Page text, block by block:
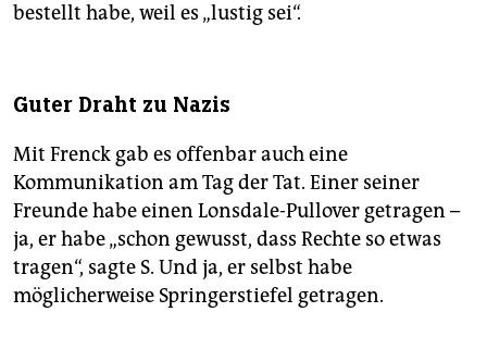
bestellt habe, weil es „lustig sei“.
Guter Draht zu Nazis
Mit Frenck gab es offenbar auch eine
Kommunikation am Tag der Tat. Einer seiner
Freunde habe einen Lonsdale-Pullover getragen –
ja, er habe „schon gewusst, dass Rechte so etwas
tragen“, sagte S. Und ja, er selbst habe
möglicherweise Springerstiefel getragen.